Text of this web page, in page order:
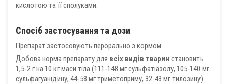
кислотою та її сполуками.
Спосіб застосування та дози
Препарат застосовують перорально з кормом.
Добова норма препарату для всіх видів тварин становить
1,5-2 г на 10 кг маси тіла (111-148 мг сульфатіазолу, 105-140 мг
сульфагуанідину, 44-58 мг триметоприму, 32-43 мг тилозину).